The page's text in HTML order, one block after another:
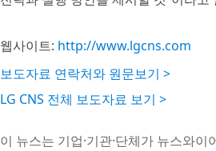
웹사이트: http://www.lgcns.com
보도자료 연락처와 원문보기 >
LG CNS 전체 보도자료 보기 >
이 뉴스는 기업·기관·단체가 뉴스와